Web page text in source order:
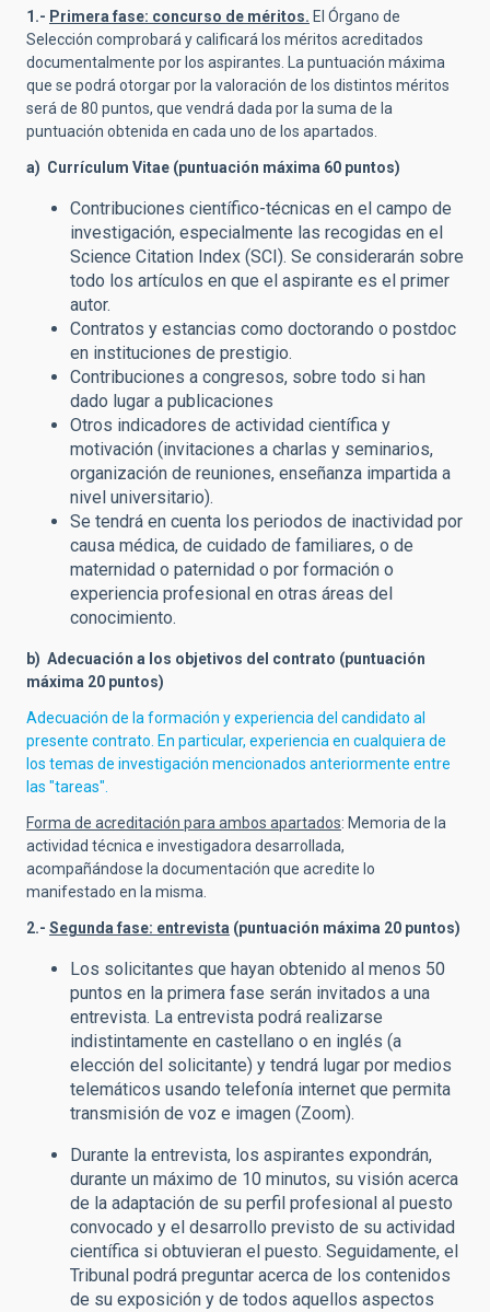
1.- Primera fase: concurso de méritos. El Órgano de
Selección comprobará y calificará los méritos acreditados
documentalmente por los aspirantes. La puntuación máxima
que se podrá otorgar por la valoración de los distintos méritos
será de 80 puntos, que vendrá dada por la suma de la
puntuación obtenida en cada uno de los apartados.
a) Currículum Vitae (puntuación máxima 60 puntos)
Contribuciones científico-técnicas en el campo de
investigación, especialmente las recogidas en el
Science Citation Index (SCI). Se considerarán sobre
todo los artículos en que el aspirante es el primer
autor.
Contratos y estancias como doctorando o postdoc
en instituciones de prestigio.
Contribuciones a congresos, sobre todo si han
dado lugar a publicaciones
Otros indicadores de actividad científica y
motivación (invitaciones a charlas y seminarios,
organización de reuniones, enseñanza impartida a
nivel universitario).
Se tendrá en cuenta los periodos de inactividad por
causa médica, de cuidado de familiares, o de
maternidad o paternidad o por formación o
experiencia profesional en otras áreas del
conocimiento.
b) Adecuación a los objetivos del contrato (puntuación
máxima 20 puntos)
Adecuación de la formación y experiencia del candidato al
presente contrato. En particular, experiencia en cualquiera de
los temas de investigación mencionados anteriormente entre
las "tareas".
Forma de acreditación para ambos apartados: Memoria de la
actividad técnica e investigadora desarrollada,
acompañándose la documentación que acredite lo
manifestado en la misma.
2.- Segunda fase: entrevista (puntuación máxima 20 puntos)
Los solicitantes que hayan obtenido al menos 50
puntos en la primera fase serán invitados a una
entrevista. La entrevista podrá realizarse
indistintamente en castellano o en inglés (a
elección del solicitante) y tendrá lugar por medios
telemáticos usando telefonía internet que permita
transmisión de voz e imagen (Zoom).
Durante la entrevista, los aspirantes expondrán,
durante un máximo de 10 minutos, su visión acerca
de la adaptación de su perfil profesional al puesto
convocado y el desarrollo previsto de su actividad
científica si obtuvieran el puesto. Seguidamente, el
Tribunal podrá preguntar acerca de los contenidos
de su exposición y de todos aquellos aspectos